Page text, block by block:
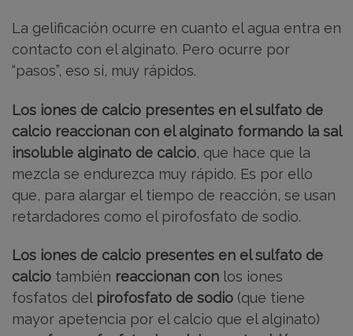
La gelificación ocurre en cuanto el agua entra en
contacto con el alginato. Pero ocurre por
“pasos”, eso si, muy rápidos.
Los iones de calcio presentes en el sulfato de
calcio reaccionan con el alginato formando la sal
insoluble alginato de calcio, que hace que la
mezcla se endurezca muy rápido. Es por ello
que, para alargar el tiempo de reacción, se usan
retardadores como el pirofosfato de sodio.
Los iones de calcio presentes en el sulfato de
calcio también reaccionan con los iones
fosfatos del pirofosfato de sodio (que tiene
mayor apetencia por el calcio que el alginato)